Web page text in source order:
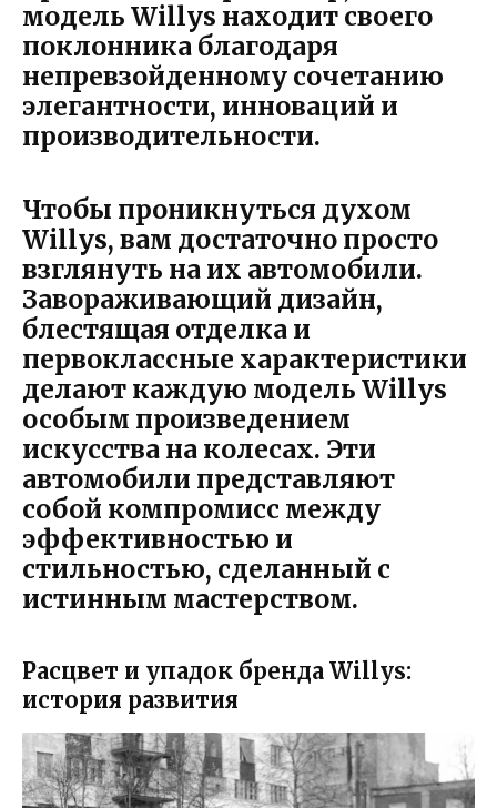
модель Willys находит своего
поклонника благодаря
непревзойденному сочетанию
элегантности, инноваций и
производительности.
Чтобы проникнуться духом
Willys, вам достаточно просто
взглянуть на их автомобили.
Завораживающий дизайн,
блестящая отделка и
первоклассные характеристики
делают каждую модель Willys
особым произведением
искусства на колесах. Эти
автомобили представляют
собой компромисс между
эффективностью и
стильностью, сделанный с
истинным мастерством.
Расцвет и упадок бренда Willys:
история развития